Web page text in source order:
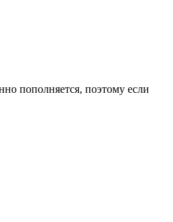
пополняется, поэтому если